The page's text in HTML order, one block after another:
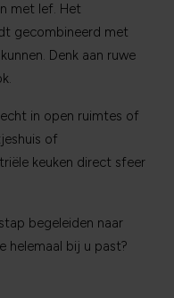
met lef. Het
gecombineerd met
Denk aan ruwe
in open ruimtes of
of
keuken direct sfeer
begeleiden naar
helemaal bij u past?